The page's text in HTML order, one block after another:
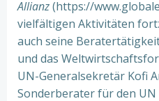
Allianz(https://
vielfältigen Aktivitäten
auch seine
und das
UN-Generalsekretär Kofi
Sonderberater für den